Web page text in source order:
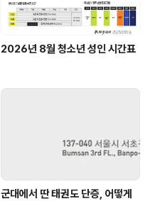
2026년 8월 청소년 성인 시간표
군대에서 딴 태권도 단증, 어떻게